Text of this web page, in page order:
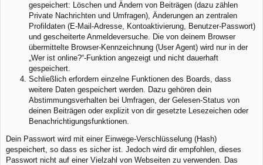
gespeichert: Löschen und Ändern von Beiträgen (dazu zählen
Private Nachrichten und Umfragen), Änderungen an zentralen
Profildaten (E-Mail-Adresse, Kontoaktivierung, Benutzer-Passwort)
und gescheiterte Anmeldeversuche. Die von deinem Browser
übermittelte Browser-Kennzeichnung (User Agent) wird nur in der
„Wer ist online?“-Funktion angezeigt und nicht dauerhaft
gespeichert.
Schließlich erfordern einzelne Funktionen des Boards, dass
weitere Daten gespeichert werden. Dazu gehören dein
Abstimmungsverhalten bei Umfragen, der Gelesen-Status von
deinen Beiträgen oder explizit von dir gesetzte Lesezeichen oder
Benachrichtigungsfunktionen.
Dein Passwort wird mit einer Einwege-Verschlüsselung (Hash)
gespeichert, so dass es sicher ist. Jedoch wird dir empfohlen, dieses
Passwort nicht auf einer Vielzahl von Webseiten zu verwenden. Das